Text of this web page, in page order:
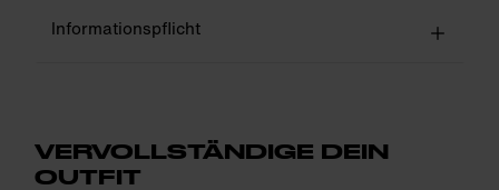
Informationspflicht
VERVOLLSTÄNDIGE DEIN
OUTFIT